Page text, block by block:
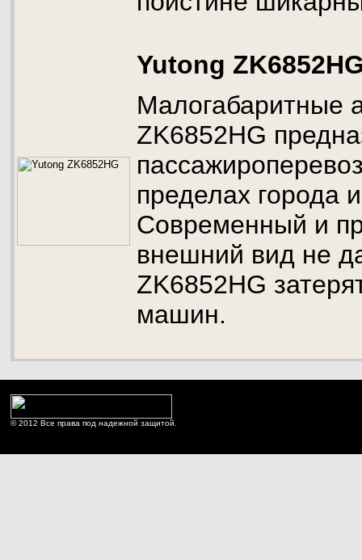
Yutong
Малогабаритные
ZK6852HG
пределах города
Современный и
внешний вид не
ZK6852HG
машин.
© 2012 Все права под надежной защитой.